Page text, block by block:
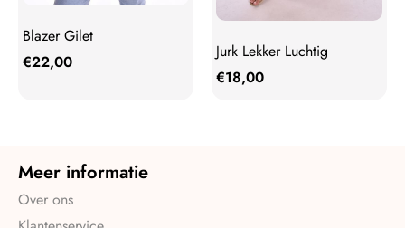
Blazer Gilet
€22,00
Jurk Lekker Luchtig
€18,00
Meer informatie
Over ons